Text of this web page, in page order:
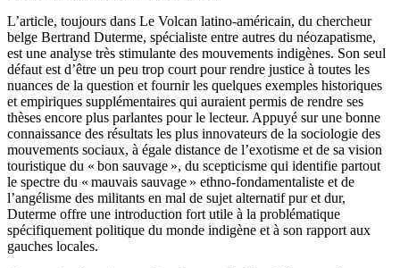
L’article, toujours dans Le Volcan latino-américain, du chercheur
belge Bertrand Duterme, spécialiste entre autres du néozapatisme,
est une analyse très stimulante des mouvements indigènes. Son seul
défaut est d’être un peu trop court pour rendre justice à toutes les
nuances de la question et fournir les quelques exemples historiques
et empiriques supplémentaires qui auraient permis de rendre ses
thèses encore plus parlantes pour le lecteur. Appuyé sur une bonne
connaissance des résultats les plus innovateurs de la sociologie des
mouvements sociaux, à égale distance de l’exotisme et de sa vision
touristique du « bon sauvage », du scepticisme qui identifie partout
le spectre du « mauvais sauvage » ethno-fondamentaliste et de
l’angélisme des militants en mal de sujet alternatif pur et dur,
Duterme offre une introduction fort utile à la problématique
spécifiquement politique du monde indigène et à son rapport aux
gauches locales.